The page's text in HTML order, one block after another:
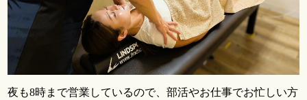
夜も8時まで営業しているので、部活やお仕事でお忙しい方